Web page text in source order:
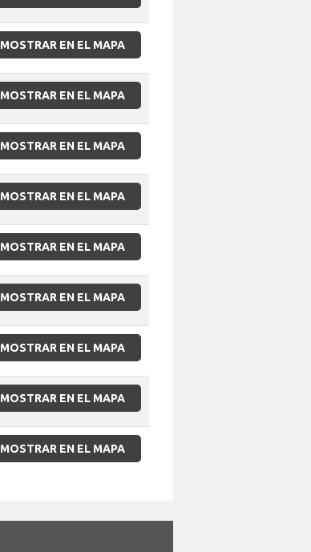
MOSTRAR EN EL MAPA
MOSTRAR EN EL MAPA
MOSTRAR EN EL MAPA
MOSTRAR EN EL MAPA
MOSTRAR EN EL MAPA
MOSTRAR EN EL MAPA
MOSTRAR EN EL MAPA
MOSTRAR EN EL MAPA
MOSTRAR EN EL MAPA